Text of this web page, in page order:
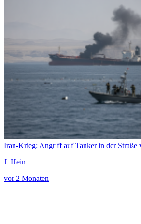
Iran-Krieg: Angriff auf Tanker in der Straße
J. Hein
vor 2 Monaten